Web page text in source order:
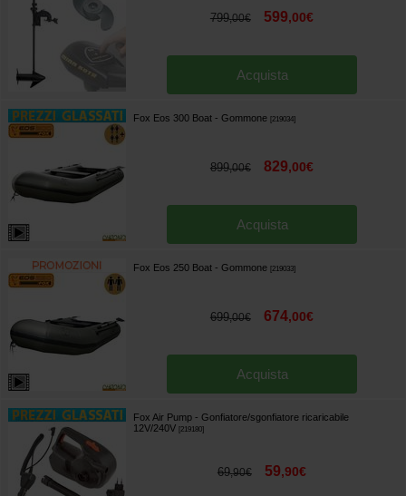
799,00€ 599,00€
Acquista
Fox Eos 300 Boat - Gommone 219034]
899,00€ 829,00€
Acquista
Fox Eos 250 Boat - Gommone 219033]
699,00€ 674,00€
Acquista
Fox Air Pump - Gonfiatore/sgonfiatore ricaricabile
12V/240V
219180]
69,90€ 59,90€